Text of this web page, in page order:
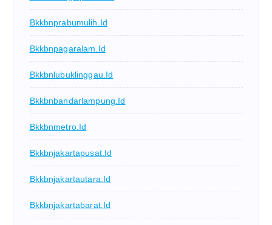
Bkkbnprabumulih.id
Bkkbnpagaralam.id
Bkkbnlubuklinggau.id
Bkkbnbandarlampung.id
Bkkbnmetro.id
Bkkbnjakartapusat.id
Bkkbnjakartautara.id
Bkkbnjakartabarat.id